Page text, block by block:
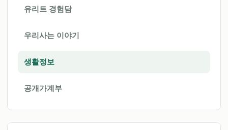
유리트 경험담
우리사는 이야기
생활정보
공개가계부